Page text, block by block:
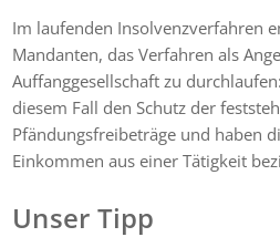
Im laufenden Insolvenzverfahren
Mandanten, das Verfahren als
Auffanggesellschaft zu
diesem Fall den Schutz der
Pfändungsfreibeträge und haben
Einkommen aus einer Tätigkeit
Unser Tipp